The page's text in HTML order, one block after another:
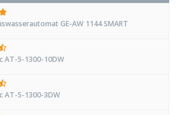
GE-AW 1144 SMART
AT-5-1300-10DW
AT-5-1300-3DW